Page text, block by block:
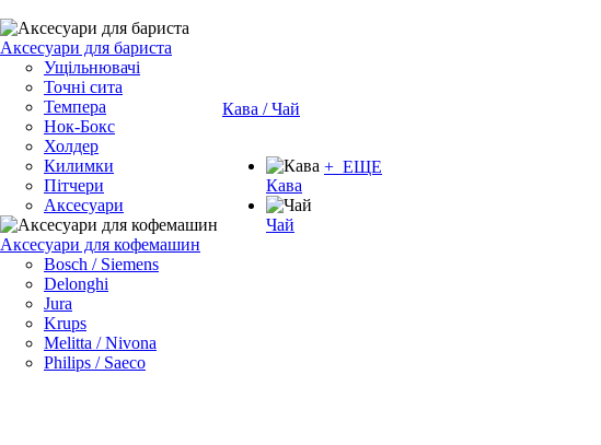
Аксесуари для бариста
Ущільнювачі
Точні сита
Темпера
Нок-Бокс
Холдер
Килимки
Пітчери
Аксесуари
Аксесуари для кофемашин
Bosch / Siemens
Delonghi
Jura
Krups
Melitta / Nivona
Philips / Saeco
Кава / Чай
Кава
Чай
+ ЕЩЕ